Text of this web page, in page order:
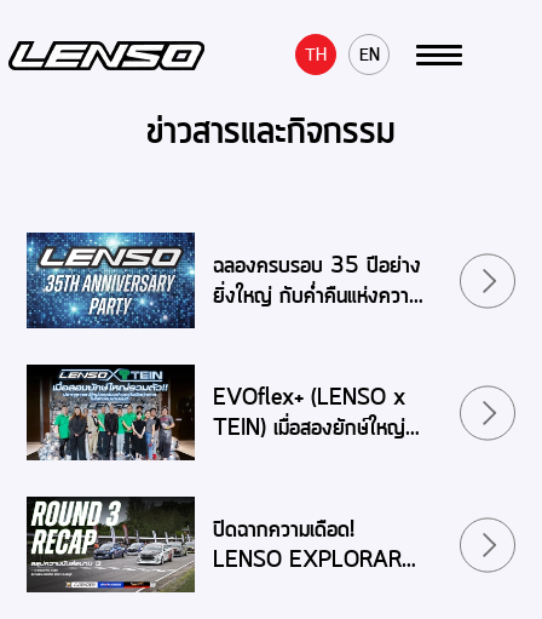
TH EN
ข่าวสารและกิจกรรม
ฉลองครบรอบ 35 ปีอย่าง
ยิ่งใหญ่ กับค่ำคืนแห่งความ
PARTY
EVOflex+ (LENSO x
TEIN) เมื่อสองยักษ์ใหญ่
ปิดฉากความเดือด!
LENSO EXPLORAR